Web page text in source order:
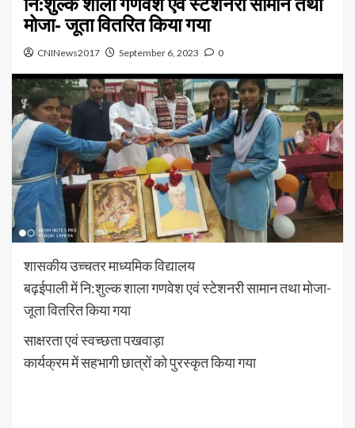
मोजा- जूता वितरित किया गया
CNINews2017 September 6, 2023 0
शासकीय उच्चतर माध्यमिक विद्यालय
बढ़ईपाली में नि:शुल्क शाला गणवेश एवं स्टेशनरी सामान‌ तथा मोजा-
जूता वितरित किया गया
साक्षरता एवं स्वच्छता पखवाड़ा
कार्यक्रम में सहभागी छात्रों को पुरस्कृत किया गया